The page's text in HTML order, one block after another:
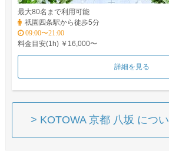
最大80名まで利用可能
祇園四条駅から徒歩5分
09:00〜21:00
料金目安(1h) ￥16,000〜
詳細を見る
> KOTOWA 京都 八坂 につ